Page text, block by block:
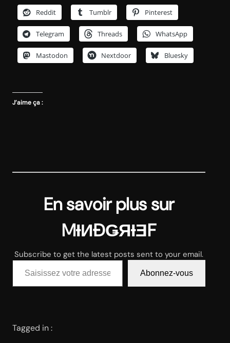
Reddit Tumblr Pinterest
Telegram Threads WhatsApp
Mastodon Nextdoor Bluesky
J’aime ça :
En savoir plus sur
MƗИĐǤЯƗƎF
Subscribe to get the latest posts sent to your email.
Saisissez votre adresse e-mail…
Abonnez-vous
Tagged in :